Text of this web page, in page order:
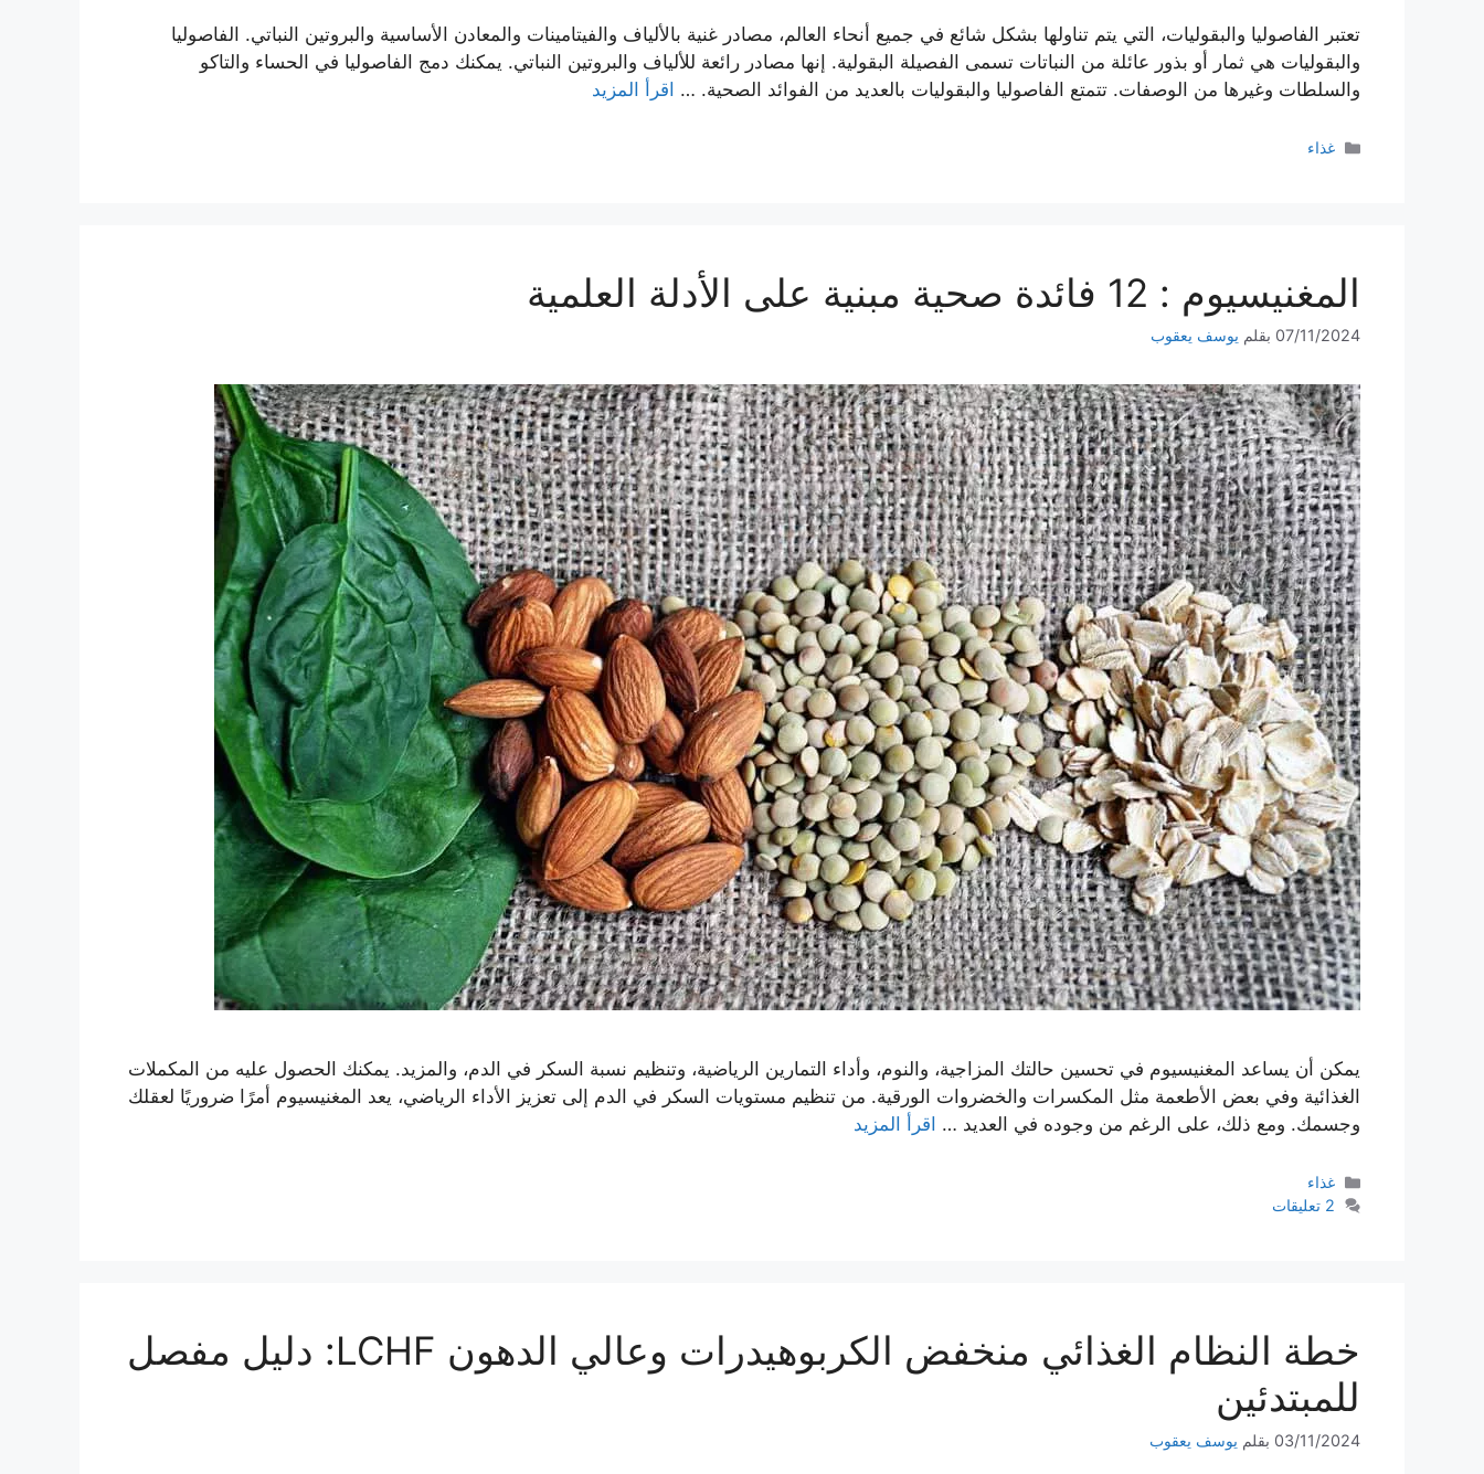
تعتبر الفاصوليا والبقوليات، التي يتم تناولها بشكل شائع في جميع أنحاء العالم، مصادر غنية بالألياف والفيتامينات والمعادن الأساسية والبروتين النباتي. الفاصوليا
والبقوليات هي ثمار أو بذور عائلة من النباتات تسمى الفصيلة البقولية. إنها مصادر رائعة للألياف والبروتين النباتي. يمكنك دمج الفاصوليا في الحساء والتاكو
والسلطات وغيرها من الوصفات. تتمتع الفاصوليا والبقوليات بالعديد من الفوائد الصحية. … اقرأ المزيد
التصنيفات
غذاء
المغنيسيوم : 12 فائدة صحية مبنية على الأدلة العلمية
07/11/2024 بقلم يوسف يعقوب
يمكن أن يساعد المغنيسيوم في تحسين حالتك المزاجية، والنوم، وأداء التمارين الرياضية، وتنظيم نسبة السكر في الدم، والمزيد. يمكنك الحصول عليه من المكملات
الغذائية وفي بعض الأطعمة مثل المكسرات والخضروات الورقية. من تنظيم مستويات السكر في الدم إلى تعزيز الأداء الرياضي، يعد المغنيسيوم أمرًا ضروريًا لعقلك
وجسمك. ومع ذلك، على الرغم من وجوده في العديد … اقرأ المزيد
التصنيفات
غذاء
2 تعليقات
خطة النظام الغذائي منخفض الكربوهيدرات وعالي الدهون LCHF: دليل مفصل
للمبتدئين
03/11/2024 بقلم يوسف يعقوب